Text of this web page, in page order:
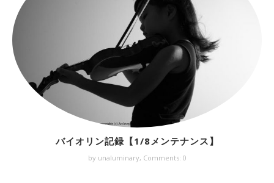
バイオリン記録【1/8メンテナンス】
by unaluminary, Comments: 0